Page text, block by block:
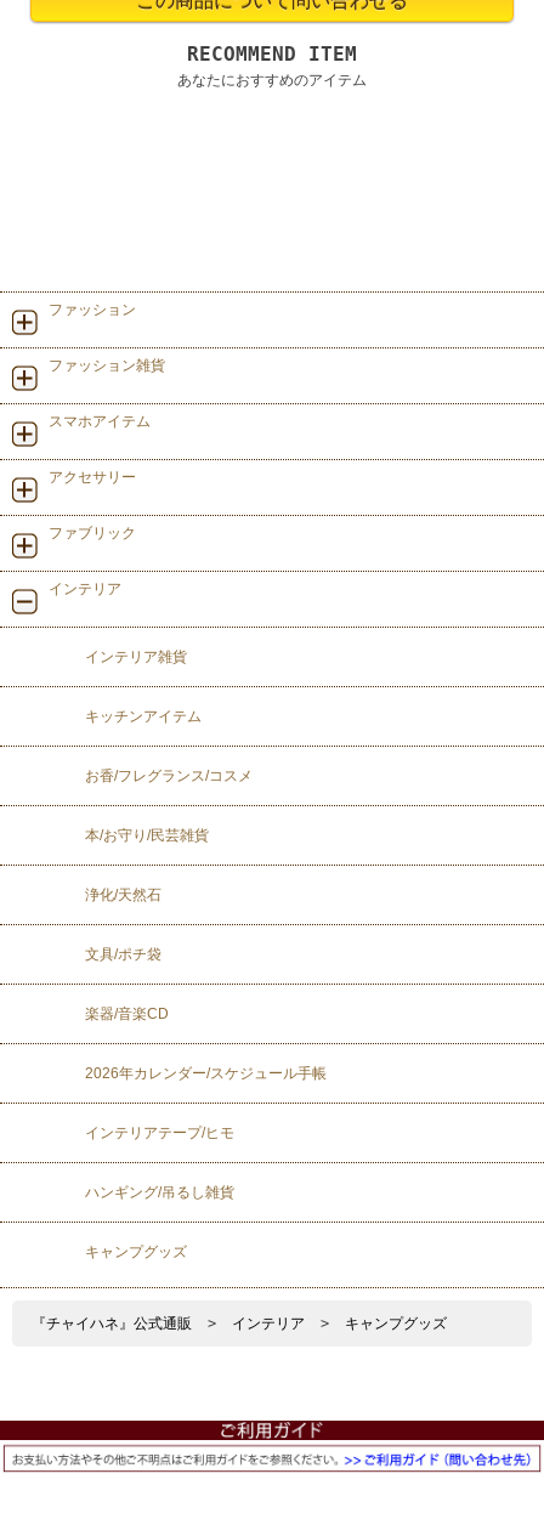
RECOMMEND ITEM
あなたにおすすめのアイテム
ファッション
ファッション雑貨
スマホアイテム
アクセサリー
ファブリック
インテリア
インテリア雑貨
キッチンアイテム
お香/フレグランス/コスメ
本/お守り/民芸雑貨
浄化/天然石
文具/ポチ袋
楽器/音楽CD
2026年カレンダー/スケジュール手帳
インテリアテープ/ヒモ
ハンギング/吊るし雑貨
キャンプグッズ
『チャイハネ』公式通販 > インテリア > キャンプグッズ